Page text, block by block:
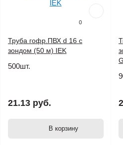
0
Труба гофр.ПВХ d 16 с
зондом (50 м) IEK
500шт.
21.13 руб.
В корзину